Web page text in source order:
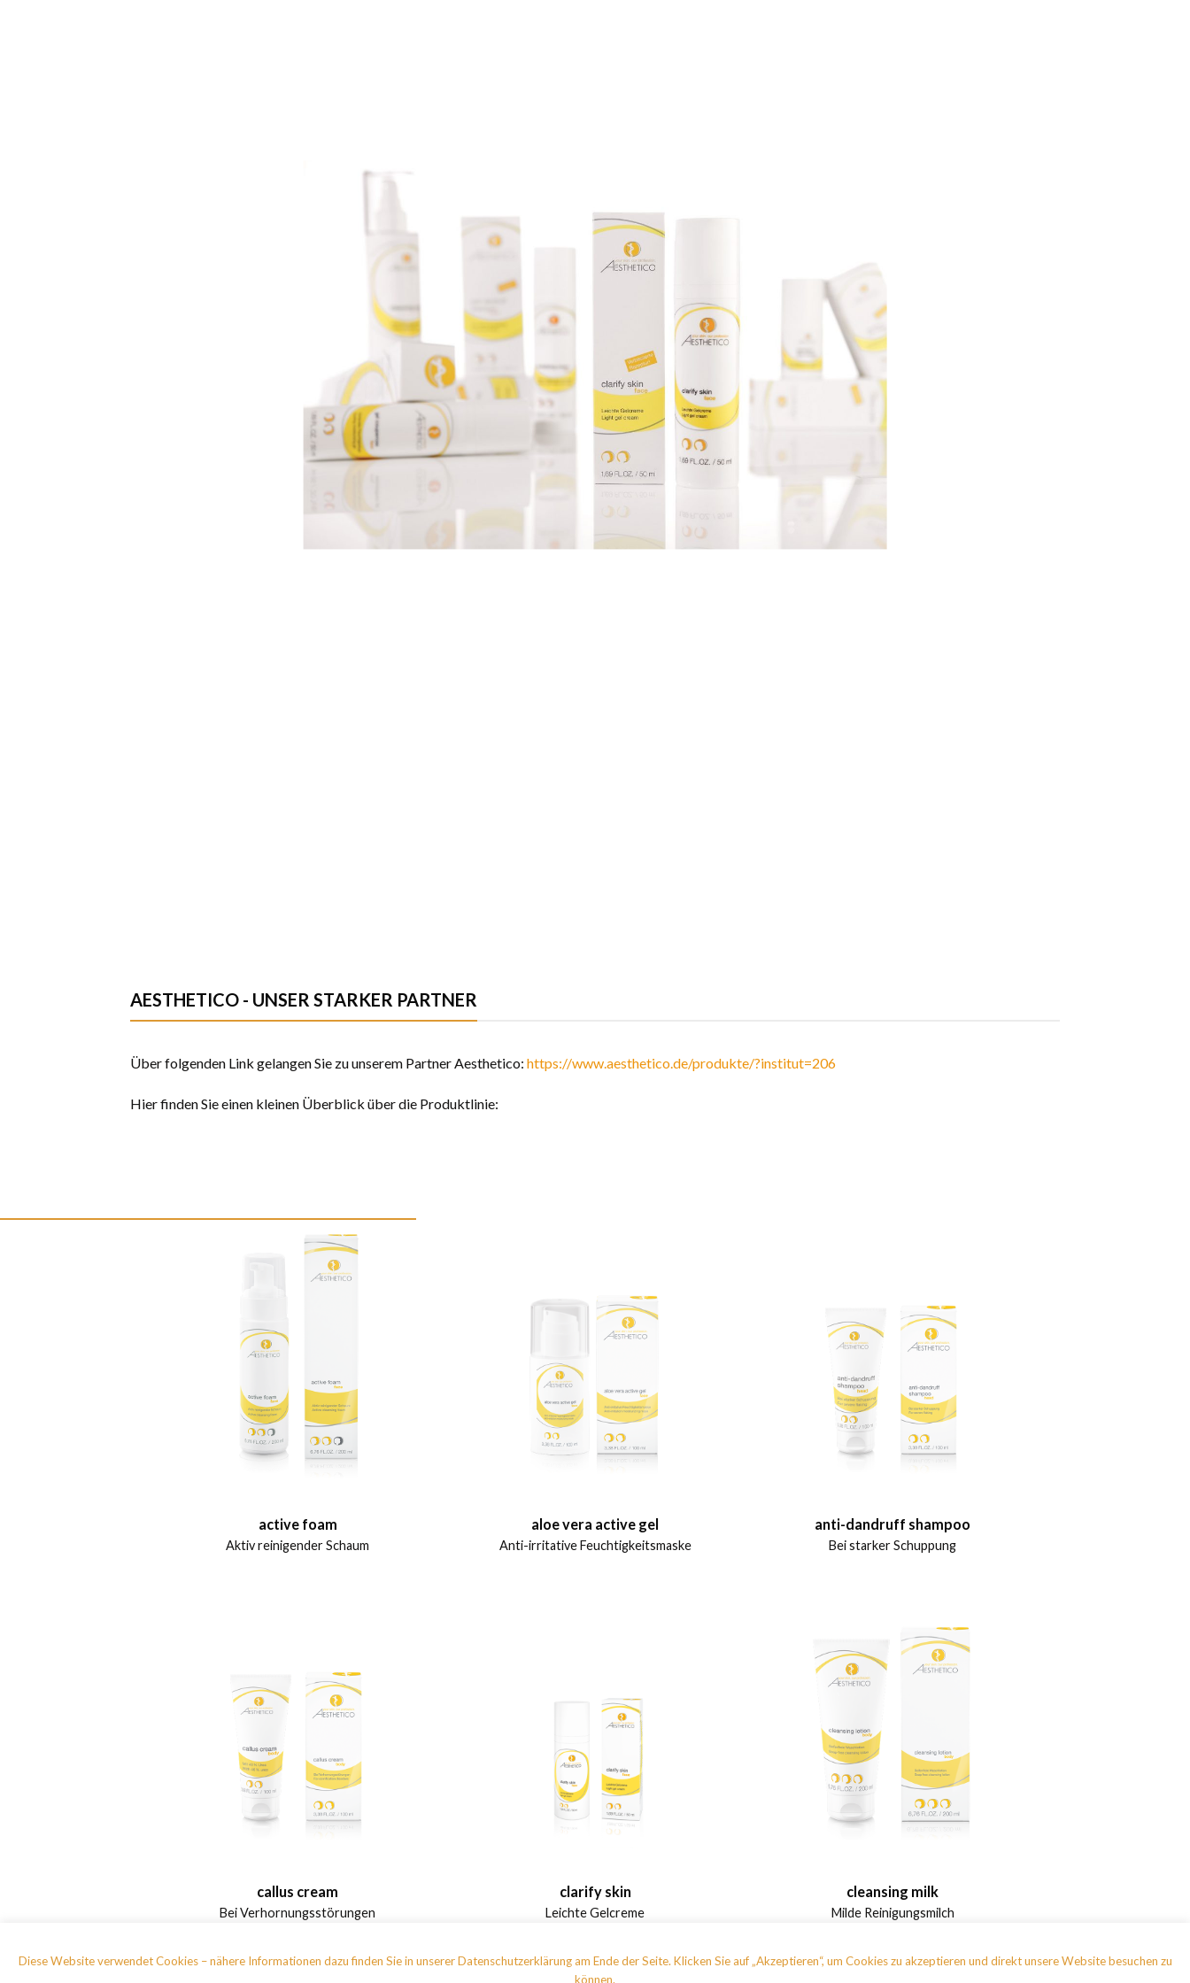
AESTHETICO - UNSER STARKER PARTNER
Über folgenden Link gelangen Sie zu unserem Partner Aesthetico: https://www.aesthetico.de/produkte/?institut=206
Hier finden Sie einen kleinen Überblick über die Produktlinie:
active foam
Aktiv reinigender Schaum
aloe vera active gel
Anti-irritative Feuchtigkeitsmaske
anti-dandruff shampoo
Bei starker Schuppung
callus cream
Bei Verhornungsstörungen
clarify skin
Leichte Gelcreme
cleansing milk
Milde Reinigungsmilch
Diese Website verwendet Cookies – nähere Informationen dazu finden Sie in unserer Datenschutzerklärung am Ende der Seite. Klicken Sie auf „Akzeptieren“, um Cookies zu akzeptieren und direkt unsere Website besuchen zu
können.